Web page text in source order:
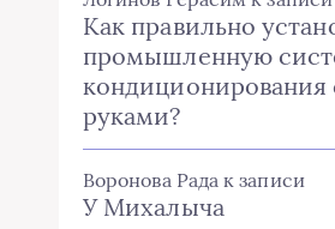
Как правильно
промышленную
кондиционирования
руками?
Воронова Рада к записи
У Михалыча